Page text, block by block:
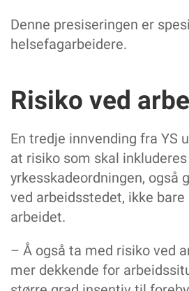
Denne presiseringen er
helsefagarbeidere.
Risiko ved
En tredje innvending fra YS
at risiko som skal
yrkesskadeordningen, også
ved arbeidsstedet, ikke bare
arbeidet.
– Å også ta med risiko ved
mer dekkende for